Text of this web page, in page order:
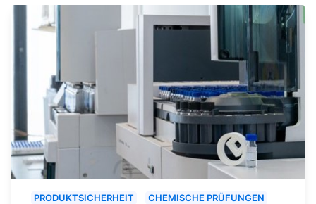
PRODUKTSICHERHEIT
CHEMISCHE PRÜFUNGEN